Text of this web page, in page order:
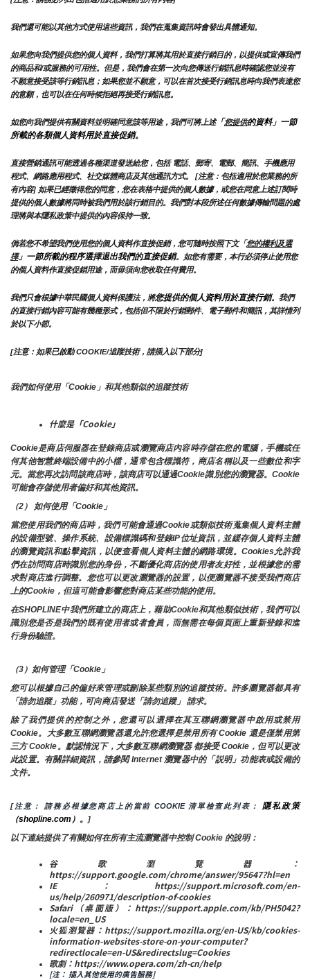
我們還可能以其他方式使用這些資訊，我們在蒐集資訊時會發出具體通知。
如果您向我們提供您的個人資料，我們打算將其用於直接行銷目的，以提供或宣傳我們
的商品和/或服務的可用性。但是，我們會在第一次向您傳送行銷訊息時確認您並沒有
不願意接受該等行銷訊息；如果您並不願意，可以在首次接受行銷訊息時向我們表達您
的意願，也可以在任何時候拒絕再接受行銷訊息。
如您向我們提供有關資料並明確同意該等用途，我們可將上述「您提供的資料」一節
所載的各類個人資料用於直接促銷。
直接營銷通訊可能透過各種渠道發送給您，包括 電話、郵寄、電郵、簡訊、手機應用
程式、網路應用程式、社交媒體商店及其他通訊方式。 [注意：包括適用於您業務的所
有內容] 如果已經徵得您的同意，您在表格中提供的個人數據，或您在同意上述訂閱時
提供的個人數據將同時被我們用於該行銷目的。我們對本段所述任何數據傳輸問題的處
理將與本隱私政策中提供的內容保持一致。
倘若您不希望我們使用您的個人資料作直接促銷，您可隨時按照下文「您的權利及選
擇」一節所載的程序選擇退出我們的直接促銷。如您有需要，本行必須停止使用您
的個人資料作直接促銷用途，而毋須向您收取任何費用。
我們只會根據中華民國個人資料保護法，將您提供的個人資料用於直接行銷。我們
的直接行銷內容可能有幾種形式，包括但不限於行銷郵件、電子郵件和簡訊，其詳情列
於以下小節。
[注意：如果已啟動 COOKIE/追蹤技術，請插入以下部分]
我們如何使用「Cookie」和其他類似的追蹤技術
什麼是「Cookie」
Cookie是商店伺服器在登錄商店或瀏覽商店內容時存儲在您的電腦，手機或任
何其他智慧終端設備中的小檔，通常包含標識符，商店名稱以及一些數位和字
元。當您再次訪問該商店時，該商店可以通過Cookie識別您的瀏覽器。Cookie
可能會存儲使用者偏好和其他資訊。
（2） 如何使用「Cookie」
當您使用我們的商店時，我們可能會通過Cookie或類似技術蒐集個人資料主體
的設備型號、操作系統、設備標識碼和登錄IP位址資訊，並緩存個人資料主體
的瀏覽資訊和點擊資訊，以便查看個人資料主體的網路環境。Cookies允許我
們在訪問商店時識別您的身份，不斷優化商店的使用者友好性，並根據您的需
求對商店進行調整。您也可以更改瀏覽器的設置，以便瀏覽器不接受我們商店
上的Cookie，但這可能會影響您對商店某些功能的使用。
在SHOPLINE中我們所建立的商店上，藉助Cookie和其他類似技術，我們可以
識別您是否是我們的既有使用者或者會員，而無需在每個頁面上重新登錄和進
行身份驗證。
（3）如何管理「Cookie」
您可以根據自己的偏好來管理或刪除某些類別的追蹤技術。許多瀏覽器都具有
「請勿追蹤」功能，可向商店發送「請勿追蹤」 請求。
除了我們提供的控制之外，您還可以選擇在其互聯網瀏覽器中啟用或禁用
Cookie。大多數互聯網瀏覽器還允許您選擇是禁用所有 Cookie 還是僅禁用第
三方 Cookie。默認情況下，大多數互聯網瀏覽器 都接受 Cookie，但可以更改
此設置。有關詳細資訊，請參閱 Internet 瀏覽器中的「説明」功能表或設備的
文件。
[注意： 請務必根據您商店上的當前 COOKIE 清單檢查此列表： 隱私政策
（shopline.com）。
]
以下連結提供了有關如何在所有主流瀏覽器中控制 Cookie 的說明：
谷歌瀏覽器：
https://support.google.com/chrome/answer/95647?hl=en
IE：https://support.microsoft.com/en-
us/help/260971/description-of-cookies
Safari（桌面版）：https://support.apple.com/kb/PH5042?
locale=en_US
火狐瀏覽器：https://support.mozilla.org/en-US/kb/cookies-
information-websites-store-on-your-computer?
redirectlocale=en-US&redirectslug=Cookies
歌劇：https://www.opera.com/zh-cn/help
[注： 插入其他使用的廣告服務]